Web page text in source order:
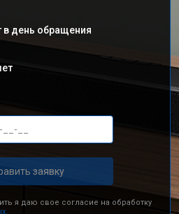
в день обращения
заявку
я даю свое согласие на обработку